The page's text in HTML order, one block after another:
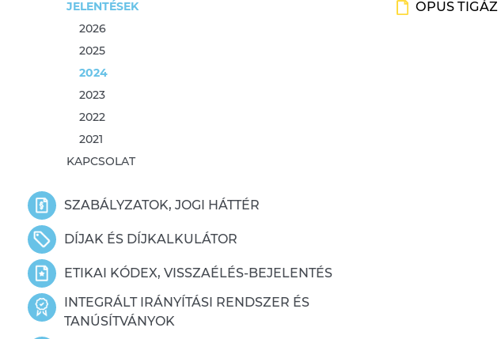
JELENTÉSEK
2026
2025
2024
2023
2022
2021
KAPCSOLAT
SZABÁLYZATOK, JOGI HÁTTÉR
DÍJAK ÉS DÍJKALKULÁTOR
ETIKAI KÓDEX, VISSZAÉLÉS-BEJELENTÉS
INTEGRÁLT IRÁNYÍTÁSI RENDSZER ÉS
TANÚSÍTVÁNYOK
OPUS